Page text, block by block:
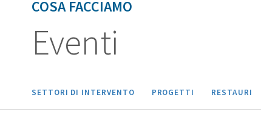
COSA FACCIAMO
Eventi
SETTORI DI INTERVENTO PROGETTI RESTAURI